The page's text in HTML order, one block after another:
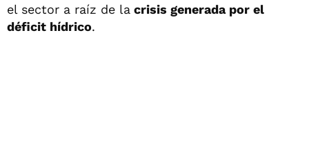
el sector a raíz de la crisis generada por el
déficit hídrico.